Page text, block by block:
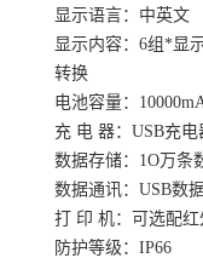
显示语言：中英文
显示内容：6组*显
转换
电池容量：
充 电 器：USB充电
数据存储：1O万条
数据通讯：USB数
打 印 机：可选配
防护等级：IP66